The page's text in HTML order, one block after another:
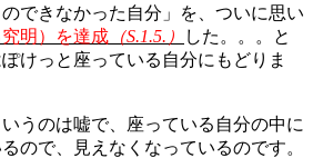
できなかった自分」を、ついに思い
明）を達成 （S.1.5. ）
した。。。と
けっと座っている自分にもどりま
うのは嘘で、座っている自分の中に
ので、見えなくなっているのです。